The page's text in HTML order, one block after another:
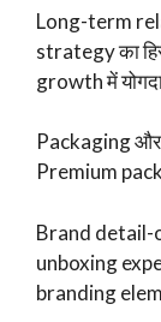
Long-term
strategy का
growth में
Packaging
Premium
Brand detail-
unboxing
branding